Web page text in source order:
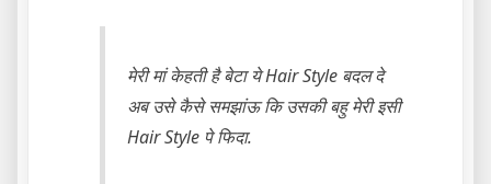
मेरी मां केहती है बेटा ये Hair Style बदल दे
अब उसे कैसे समझांऊ कि उसकी बहु मेरी इसी
Hair Style पे फिदा.